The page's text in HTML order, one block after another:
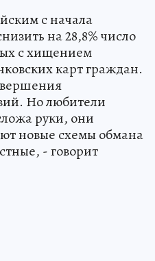
с начала
на 28,8% число
с хищением
карт граждан.
Но любители
руки, они
новые схемы обмана
- говорит